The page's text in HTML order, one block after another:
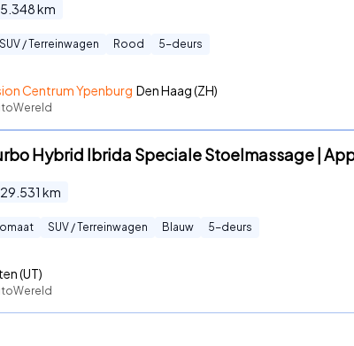
5.348km
SUV / Terreinwagen Rood 5-deurs
Centrum Ypenburg Den Haag (ZH)
Hybrid Ibrida Speciale Stoelmassage |
29.531 km
SUV / Terreinwagen Blauw 5-deurs
(UT)